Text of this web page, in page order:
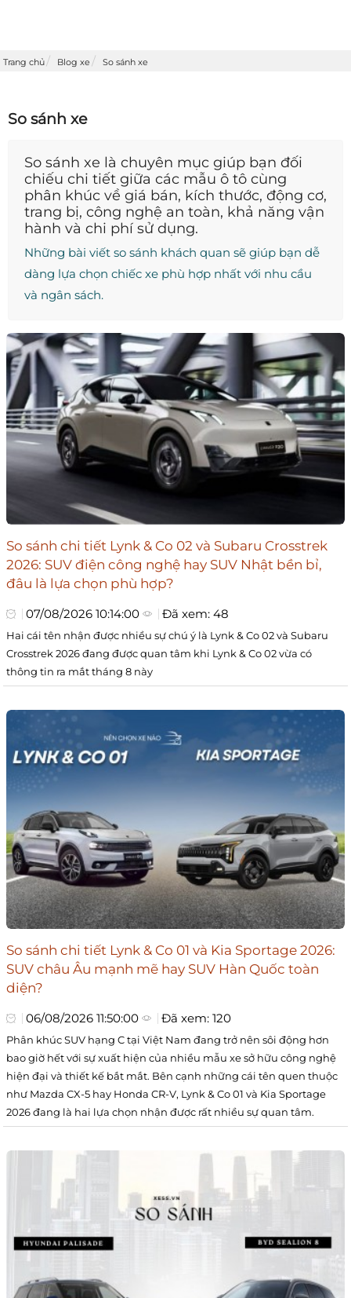
Trang chủ Blog xe So sánh xe
So sánh xe
So sánh xe là chuyên mục giúp bạn đối
chiếu chi tiết giữa các mẫu ô tô cùng
phân khúc về giá bán, kích thước, động cơ,
trang bị, công nghệ an toàn, khả năng vận
hành và chi phí sử dụng.
Những bài viết so sánh khách quan sẽ giúp bạn dễ
dàng lựa chọn chiếc xe phù hợp nhất với nhu cầu
và ngân sách.
So sánh chi tiết Lynk & Co 02 và Subaru Crosstrek
2026: SUV điện công nghệ hay SUV Nhật bền bỉ,
đâu là lựa chọn phù hợp?
07/08/2026 10:14:00 Đã xem: 48
Hai cái tên nhận được nhiều sự chú ý là Lynk & Co 02 và Subaru
Crosstrek 2026 đang được quan tâm khi Lynk & Co 02 vừa có
thông tin ra mắt tháng 8 này
So sánh chi tiết Lynk & Co 01 và Kia Sportage 2026:
SUV châu Âu mạnh mẽ hay SUV Hàn Quốc toàn
diện?
06/08/2026 11:50:00 Đã xem: 120
Phân khúc SUV hạng C tại Việt Nam đang trở nên sôi động hơn
bao giờ hết với sự xuất hiện của nhiều mẫu xe sở hữu công nghệ
hiện đại và thiết kế bắt mắt. Bên cạnh những cái tên quen thuộc
như Mazda CX-5 hay Honda CR-V, Lynk & Co 01 và Kia Sportage
2026 đang là hai lựa chọn nhận được rất nhiều sự quan tâm.